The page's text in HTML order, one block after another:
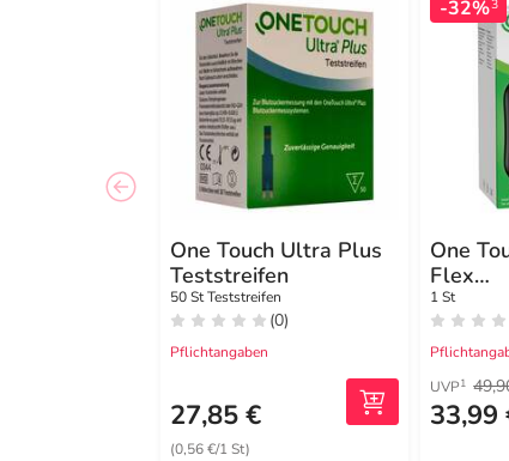
One Touch Ultra Plus
Teststreifen
50 St Teststreifen
(0)
Pflichtangaben
27,85 €
(0,56 €/1 St)
-32%3
One
Flex
ol / l
1 St
UVP1
33,99